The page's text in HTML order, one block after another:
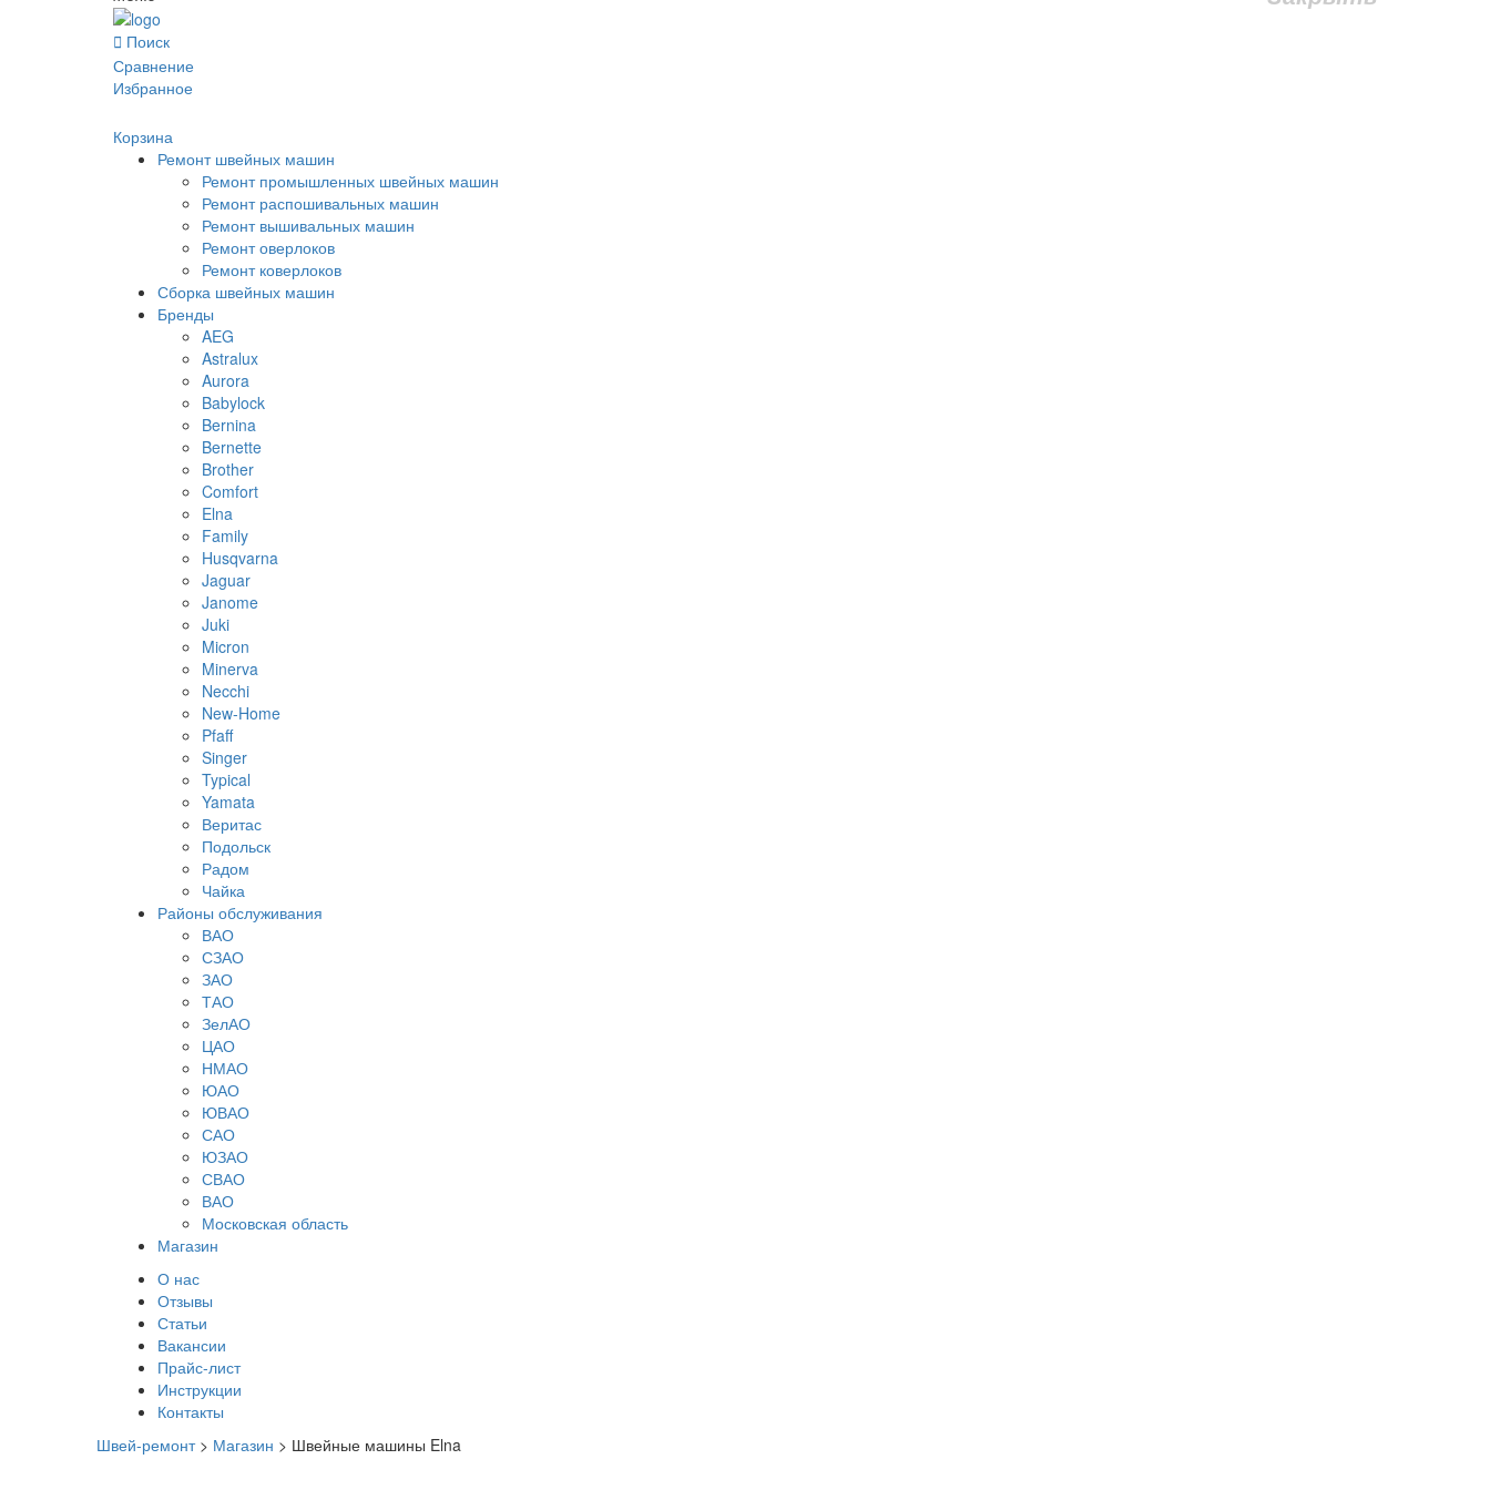
Поиск
Сравнение
Избранное
Корзина
Ремонт швейных машин
Ремонт промышленных швейных машин
Ремонт распошивальных машин
Ремонт вышивальных машин
Ремонт оверлоков
Ремонт коверлоков
Сборка швейных машин
Бренды
AEG
Astralux
Aurora
Babylock
Bernina
Bernette
Brother
Comfort
Elna
Family
Husqvarna
Jaguar
Janome
Juki
Micron
Minerva
Necchi
New-Home
Pfaff
Singer
Typical
Yamata
Веритас
Подольск
Радом
Чайка
Районы обслуживания
ВАО
СЗАО
ЗАО
ТАО
ЗелАО
ЦАО
НМАО
ЮАО
ЮВАО
САО
ЮЗАО
СВАО
ВАО
Московская область
Магазин
О нас
Отзывы
Статьи
Вакансии
Прайс-лист
Инструкции
Контакты
Швей-ремонт> Магазин > Швейные машины Elna